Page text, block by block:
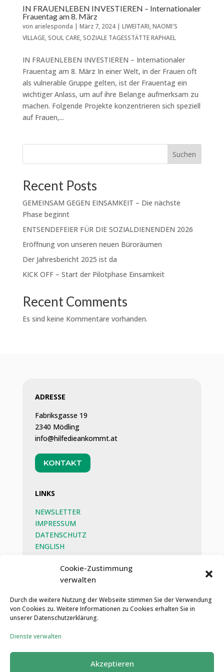
Cookie-Zustimmung
verwalten
Durch die weitere Nutzung der Webseite stimmen Sie der Verwendung
von Cookies zu. Weitere Informationen zu Cookies erhalten Sie in
unserer Datenschutzerklärung.
Dienste verwalten
Akzeptieren
IN FRAUENLEBEN INVESTIEREN – Internationaler
Frauentag am 8. März
von arielesponda | März 7, 2024| LIWEITARI,NAOMI'S
VILLAGE, SOUL CARE, SOZIALE TAGESSTÄTTE RAPHAEL
IN FRAUENLEBEN INVESTIEREN – Internationaler
Frauentag am 8. März In einer Welt, in der Frauen oft
als vulnerable Gruppe gelten, ist der Frauentag ein
wichtiger Anlass, um auf ihre Belange aufmerksam zu
machen. Folgende Projekte konzentrieren sich speziell
auf Frauen,...
Suchen
Recent Posts
GEMEINSAM GEGEN EINSAMKEIT – Die nächste
Phase beginnt
ENTSENDEFEIER FÜR DIE SOZIALDIENENDEN 2026
Eröffnung von unseren neuen Büroräumen
Der Jahresbericht 2025 ist da
KICK OFF – Start der Pilotphase Einsamkeit
Recent Comments
Es sind keine Kommentare vorhanden.
ADRESSE
Fabriksgasse 19
2340 Mödling
info@hilfedieankommt.at
KONTAKT
LINKS
NEWSLETTER
IMPRESSUM
DATENSCHUTZ
ENGLISH
BEG
SOZIALE MEDIEN